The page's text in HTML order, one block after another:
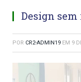
Design sem
POR CR2-ADMIN19 EM 9